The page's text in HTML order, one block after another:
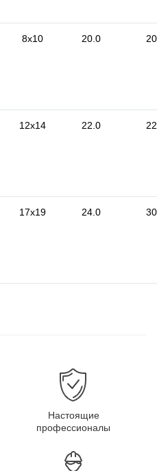
8x10 20.0
12x14 22.0
17x19 24.0
Настоящие
профессионалы